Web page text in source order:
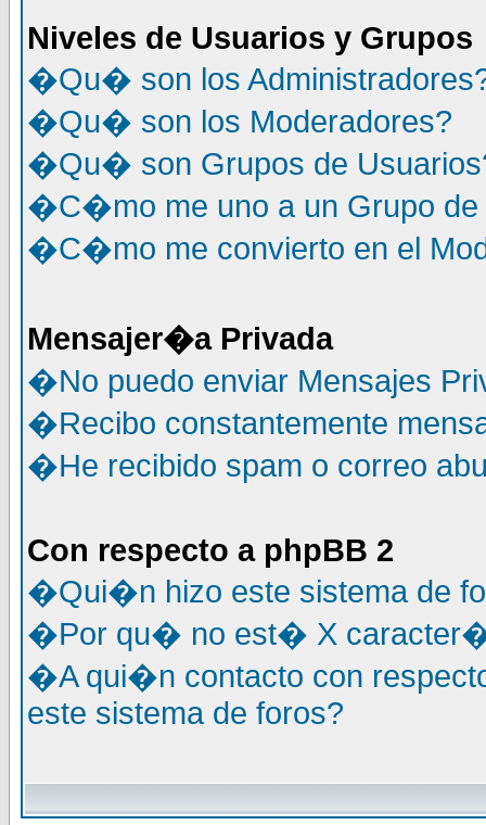
Niveles de Usuarios y Grupos
�Qu� son los
�Qu� son los Moderadores?
�Qu� son Grupos de
�C�mo me uno a un Grupo de
�C�mo me convierto en el
Mensajer�a Privada
�No puedo enviar Mensajes
�Recibo constantemente
�He recibido spam o correo
Con respecto a phpBB 2
�Qui�n hizo este sistema de
�Por qu� no est� X
�A qui�n contacto con
este sistema de foros?